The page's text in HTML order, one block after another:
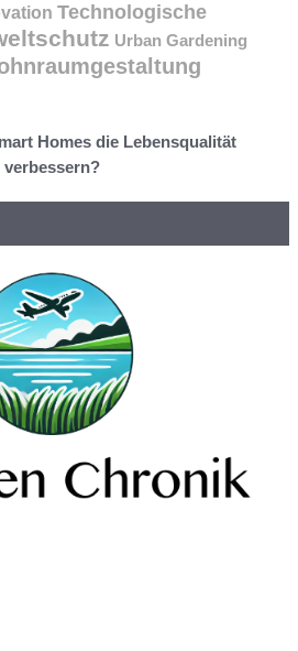
Technologische
Urban Gardening
Homes die Lebensqualität
verbessern?